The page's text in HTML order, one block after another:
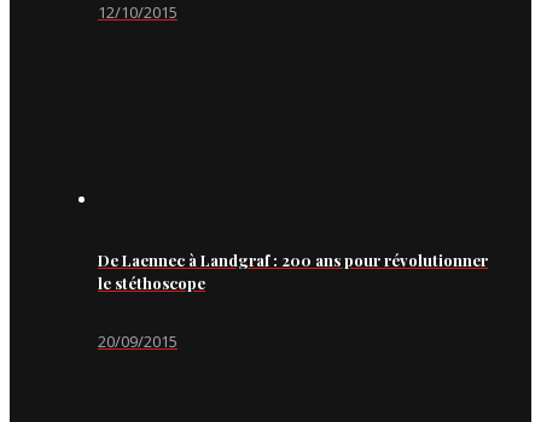
12/10/2015
De Laennec à Landgraf : 200 ans pour révolutionner
le stéthoscope
20/09/2015